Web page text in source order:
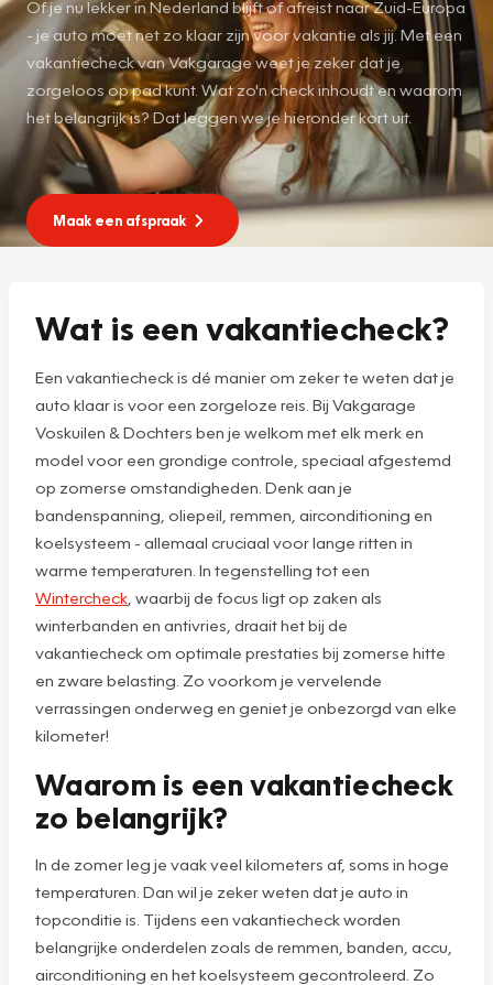
Of je nu lekker in Nederland blijft of afreist naar Zuid-Europa
- je auto moet net zo klaar zijn voor vakantie als jij. Met een
vakantiecheck van Vakgarage weet je zeker dat je
zorgeloos op pad kunt. Wat zo'n check inhoudt en waarom
het belangrijk is? Dat leggen we je hieronder kort uit.
Maak een afspraak
Wat is een vakantiecheck?
Een vakantiecheck is dé manier om zeker te weten dat je
auto klaar is voor een zorgeloze reis. Bij Vakgarage
Voskuilen & Dochters ben je welkom met elk merk en
model voor een grondige controle, speciaal afgestemd
op zomerse omstandigheden. Denk aan je
bandenspanning, oliepeil, remmen, airconditioning en
koelsysteem - allemaal cruciaal voor lange ritten in
warme temperaturen. In tegenstelling tot een
Wintercheck , waarbij de focus ligt op zaken als
winterbanden en antivries, draait het bij de
vakantiecheck om optimale prestaties bij zomerse hitte
en zware belasting. Zo voorkom je vervelende
verrassingen onderweg en geniet je onbezorgd van elke
kilometer!
Waarom is een vakantiecheck
zo belangrijk?
In de zomer leg je vaak veel kilometers af, soms in hoge
temperaturen. Dan wil je zeker weten dat je auto in
topconditie is. Tijdens een vakantiecheck worden
belangrijke onderdelen zoals de remmen, banden, accu,
airconditioning en het koelsysteem gecontroleerd. Zo